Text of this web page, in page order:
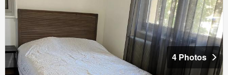
4 Photos